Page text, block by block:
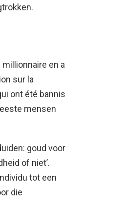
en a
sur la
ont été bannis
mensen
goud voor
of niet’.
tot een
die